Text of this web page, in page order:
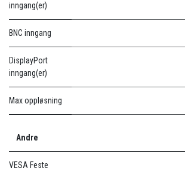
inngang(er)
BNC inngang
DisplayPort
inngang(er)
Max oppløsning
Andre
VESA Feste